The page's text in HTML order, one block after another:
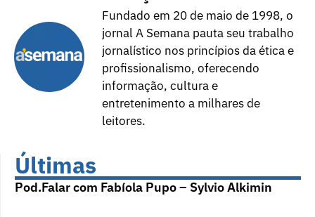
Fundado em 20 de maio de 1998, o
jornal A Semana pauta seu trabalho
jornalístico nos princípios da ética e
profissionalismo, oferecendo
informação, cultura e
entretenimento a milhares de
leitores.
Últimas
Pod.Falar com Fabíola Pupo – Sylvio Alkimin